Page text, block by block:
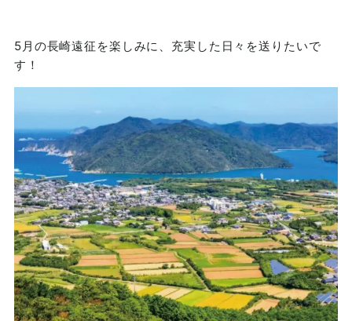
5月の長崎遠征を楽しみに、充実した日々を送りたいで
す！